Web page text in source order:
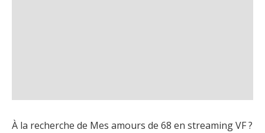
À la recherche de Mes amours de 68 en streaming VF ?